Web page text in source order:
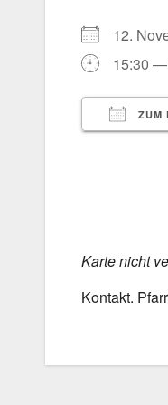
12.
15:30
ZUM
Kar­te nicht
Kon­takt.